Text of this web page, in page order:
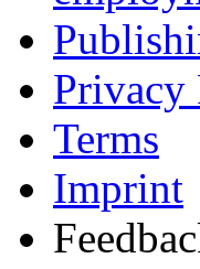
Privacy
Terms
Imprint